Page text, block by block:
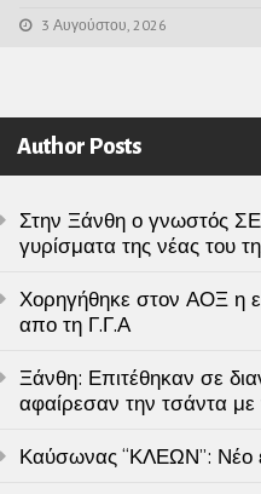
3 Αυγούστου, 2026
Author Posts
Στην Ξάνθη ο γνωστός
γυρίσματα της νέας του
Χορηγήθηκε στον ΑΟΞ η
απο τη Γ.Γ.Α
Ξάνθη: Επιτέθηκαν σε
αφαίρεσαν την τσάντα
Καύσωνας “ΚΛΕΩΝ”: Νέο